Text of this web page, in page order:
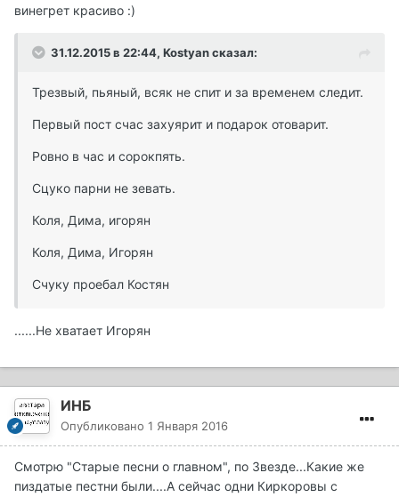
винегрет красиво :)
31.12.2015 в 22:44, Kostyan сказал:
Трезвый, пьяный, всяк не спит и за временем следит.
Первый пост счас захуярит и подарок отоварит.
Ровно в час и сорокпять.
Сцуко парни не зевать.
Коля, Дима, игорян
Коля, Дима, Игорян
Счуку проебал Костян
......Не хватает Игорян
ИНБ
Опубликовано 1 Января 2016
Смотрю "Старые песни о главном", по Звезде...Какие же
пиздатые пестни были....А сейчас одни Киркоровы с